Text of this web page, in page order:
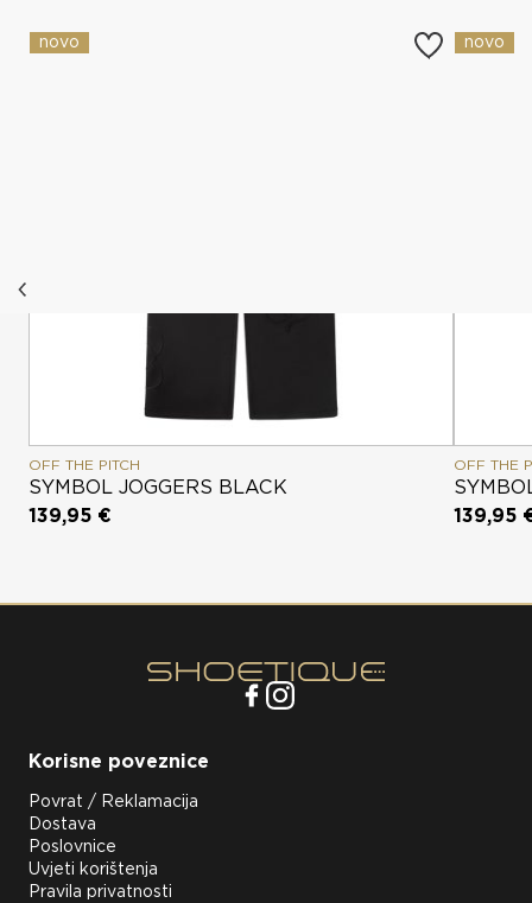
novo
OFF THE PITCH
SYMBOL JOGGERS BLACK
139,95 €
novo
OFF THE
139,95
Korisne poveznice
Povrat / Reklamacija
Dostava
Poslovnice
Uvjeti korištenja
Pravila privatnosti